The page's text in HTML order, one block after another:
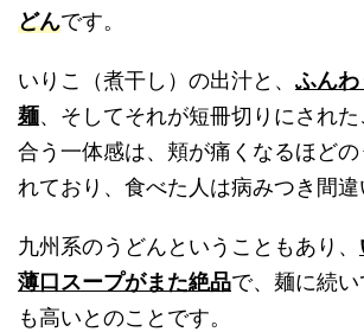
どんです。
いりこ（煮干し）の出汁と、 ふん
麺、そしてそれが短冊切りにされ
合う一体感は、頬が痛くなるほど
れており、食べた人は病みつき間違
九州系のうどんということもあり、
薄口スープがまた絶品で、麺に続
も高いとのことです。